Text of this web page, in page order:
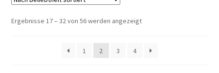
Ergebnisse 17 – 32 von 56 werden angezeigtNach
1
2 3 4